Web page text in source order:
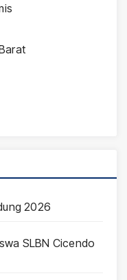
2026
SLBN Cicendo